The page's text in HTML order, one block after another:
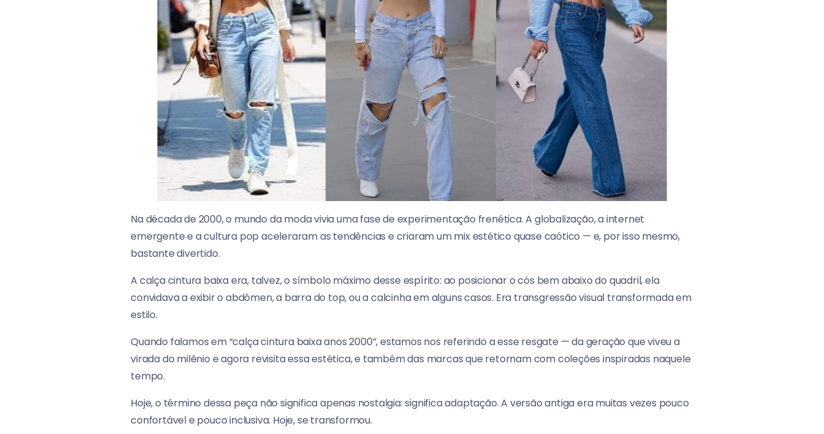
Na década de 2000, o mundo da moda vivia uma fase de experimentação frenética. A globalização, a internet
emergente e a cultura pop aceleraram as tendências e criaram um mix estético quase caótico — e, por isso mesmo,
bastante divertido.
A calça cintura baixa era, talvez, o símbolo máximo desse espírito: ao posicionar o cós bem abaixo do quadril, ela
convidava a exibir o abdômen, a barra do top, ou a calcinha em alguns casos. Era transgressão visual transformada em
estilo.
Quando falamos em “calça cintura baixa anos 2000”, estamos nos referindo a esse resgate — da geração que viveu a
virada do milênio e agora revisita essa estética, e também das marcas que retornam com coleções inspiradas naquele
tempo.
Hoje, o término dessa peça não significa apenas nostalgia: significa adaptação. A versão antiga era muitas vezes pouco
confortável e pouco inclusiva. Hoje, se transformou.